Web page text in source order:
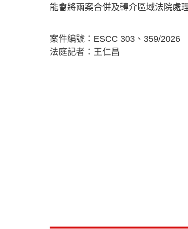
能會將兩案合併及轉介區域法院處
案件編號：ESCC 303、359/2026
法庭記者：王仁昌